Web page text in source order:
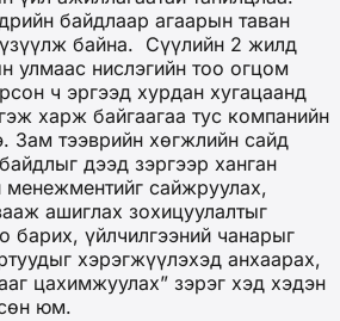
байдлаар агаарын таван
байна. Сүүлийн 2 жилд
улмаас нислэгийн тоо огцом
ч эргээд хурдан хугацаанд
харж байгаагаа тус компанийн
Зам тээврийн хөгжлийн сайд
дээд зэргээр ханган
менежментийг сайжруулах,
ашиглах зохицуулалтыг
барих, үйлчилгээний чанарыг
хэрэгжүүлэхэд анхаарах,
цахимжуулах” зэрэг хэд хэдэн
юм.